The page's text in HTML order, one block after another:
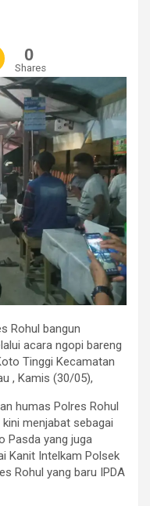
0
Shares
Rohul bangun
acara ngopi bareng
Tinggi Kecamatan
, Kamis (30/05),
humas Polres Rohul
menjabat sebagai
Pasda yang juga
Kanit Intelkam Polsek
Rohul yang baru IPDA